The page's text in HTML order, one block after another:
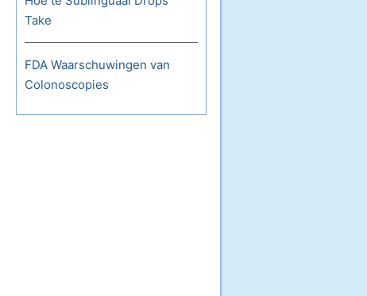
Take
FDA Waarschuwingen van
Colonoscopies